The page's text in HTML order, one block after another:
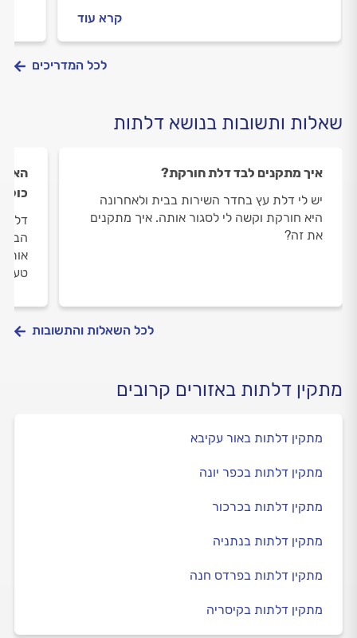
קרא עוד
לכל המדריכים
שאלות ותשובות בנושא דלתות
איך מתקנים לבד דלת חורקת?
יש לי דלת עץ בחדר השירות בבית ולאחרונה
היא חורקת וקשה לי לסגור אותה. איך מתקנים
את זה?
האם
דלת
טעם
לכל השאלות והתשובות
מתקין דלתות באזורים קרובים
מתקין דלתות באור עקיבא
מתקין דלתות בכפר יונה
מתקין דלתות בכרכור
מתקין דלתות בנתניה
מתקין דלתות בפרדס חנה
מתקין דלתות בקיסריה